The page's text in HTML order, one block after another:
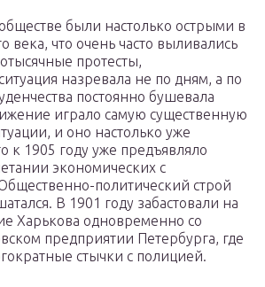
были настолько острыми в
века, что очень часто выливались
протесты,
назревала не по дням, а по
постоянно бушевала
играло самую существенную
и оно настолько уже
к 1905 году уже предъявляло
экономических с
политический строй
В 1901 году забастовали на
Харькова одновременно со
предприятии Петербурга, где
стычки с полицией.